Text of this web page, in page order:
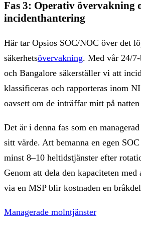
Fas 3: Operativ övervakning
incidenthantering
Här tar Opsios SOC/NOC över det
säkerhetsövervakning. Med vår 24/
och Bangalore säkerställer vi att
klassificeras och rapporteras inom
oavsett om de inträffar mitt på
Det är i denna fas som en
sitt värde. Att bemanna en egen
minst 8–10 heltidstjänster efter
Genom att dela den kapaciteten med
via en MSP blir kostnaden en
Managerade molntjänster